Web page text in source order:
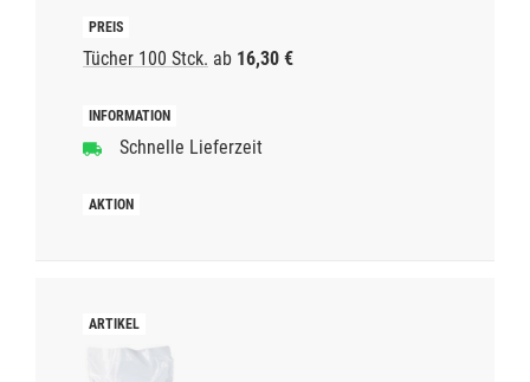
Tücher 100 Stck. ab 16,30 €
Schnelle Lieferzeit